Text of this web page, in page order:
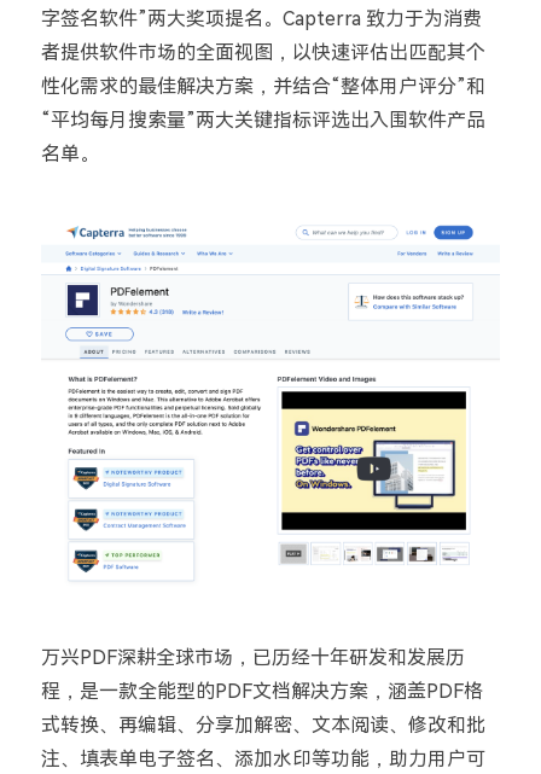
字签名软件”两大奖项提名。 Capterra 致力于为消费
者提供软件市场的全面视图，以快速评估出匹配其个
性化需求的最佳解决方案，并结合“整体用户评分”和
“平均每月搜索量”两大关键指标评选出入围软件产品
名单。
万兴PDF深耕全球市场，已历经十年研发和发展历
程，是一款全能型的PDF文档解决方案，涵盖PDF格
式转换、再编辑、分享加解密、文本阅读、修改和批
注、填表单电子签名、添加水印等功能，助力用户可